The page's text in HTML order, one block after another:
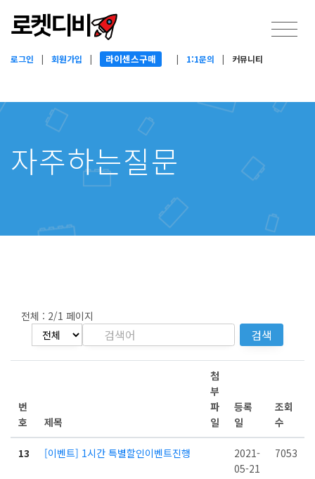
로그인 | 회원가입 | 라이센스구매 | 1:1문의 | 커뮤니티
자주하는질문
전체 : 2/1 페이지
검색
번
호
제목
첨
부
파
일
등록
일
조회
수
13 [이벤트] 1시간 특별할인이벤트진행
2021-
05-21
7053